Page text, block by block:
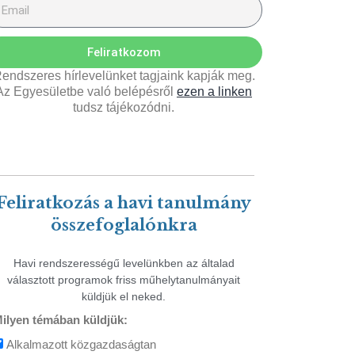
Feliratkozom
hírlevelünket tagjaink kapják meg.
Egyesületbe való belépésről ezen a linken
tudsz tájékozódni.
a havi tanulmány
összefoglalónkra
Havi rendszerességű levelünkben az általad
választott programok friss műhelytanulmányait
küldjük el neked.
témában küldjük:
Alkalmazott közgazdaságtan